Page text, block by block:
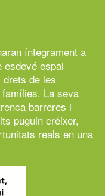
íntegrament a
esdevé espai
drets de les
La seva
barreres i
puguin créixer,
reals en una